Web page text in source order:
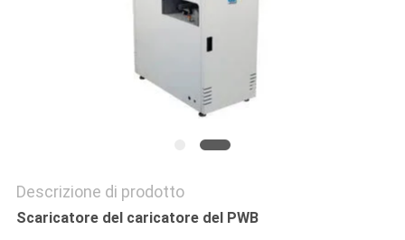
Descrizione di prodotto
Scaricatore del caricatore del PWB